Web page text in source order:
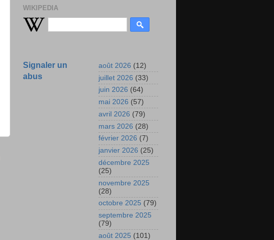
WIKIPEDIA
Signaler un
abus
août 2026 (12)
juillet 2026 (33)
juin 2026 (64)
mai 2026 (57)
avril 2026 (79)
mars 2026 (28)
février 2026 (7)
janvier 2026 (25)
décembre 2025
(25)
novembre 2025
(28)
octobre 2025 (79)
septembre 2025
(79)
août 2025 (101)